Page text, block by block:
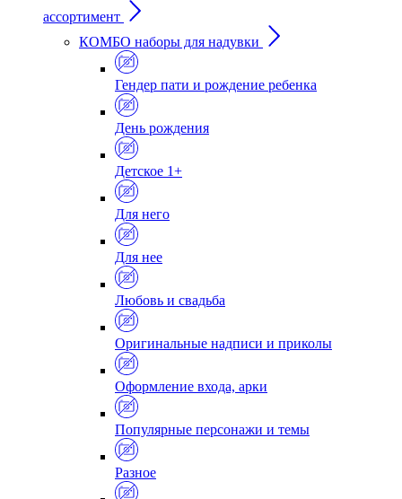
ассортимент
КОМБО наборы для надувки
Гендер пати и рождение ребенка
День рождения
Детское 1+
Для него
Для нее
Любовь и свадьба
Оригинальные надписи и приколы
Оформление входа, арки
Популярные персонажи и темы
Разное